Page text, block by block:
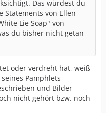
Das würdest du
Statements von Ellen
Lie Soap" von
du bisher nicht getan
oder verdreht hat, weiß
Pamphlets
und Bilder
nicht gehört bzw. noch